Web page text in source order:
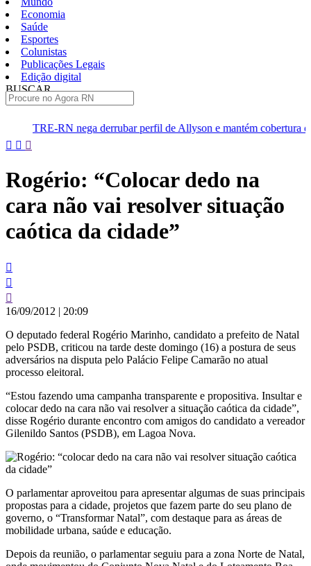
Economia
Saúde
Esportes
Colunistas
Publicações Legais
Edição digital
BUSCAR
derrubar perfil de Allyson e mantém cobertura da convenção
Pular
conteúdo
Rogério: “Colocar dedo na
cara não vai resolver situação
caótica da cidade”
16/09/2012 | 20:09
O deputado federal Rogério Marinho, candidato a prefeito de Natal
pelo PSDB, criticou na tarde deste domingo (16) a postura de seus
adversários na disputa pelo Palácio Felipe Camarão no atual
processo eleitoral.
“Estou fazendo uma campanha transparente e propositiva. Insultar e
colocar dedo na cara não vai resolver a situação caótica da cidade”,
disse Rogério durante encontro com amigos do candidato a vereador
Gilenildo Santos (PSDB), em Lagoa Nova.
O parlamentar aproveitou para apresentar algumas de suas principais
propostas para a cidade, projetos que fazem parte do seu plano de
governo, o “Transformar Natal”, com destaque para as áreas de
mobilidade urbana, saúde e educação.
Depois da reunião, o parlamentar seguiu para a zona Norte de Natal,